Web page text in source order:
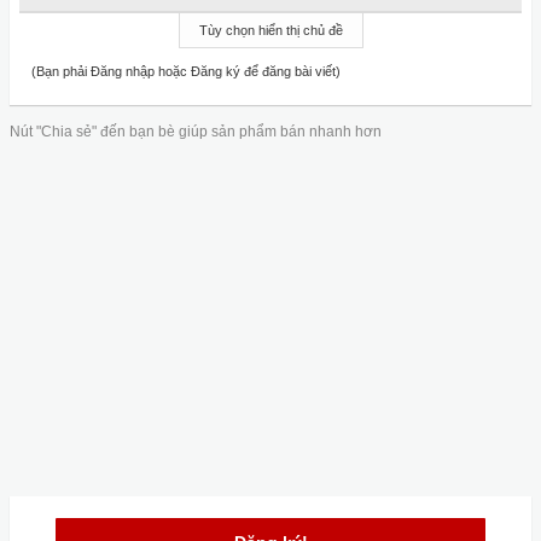
Tùy chọn hiển thị chủ đề
(Bạn phải Đăng nhập hoặc Đăng ký để đăng bài viết)
Nút "Chia sẻ" đến bạn bè giúp sản phẩm bán nhanh hơn